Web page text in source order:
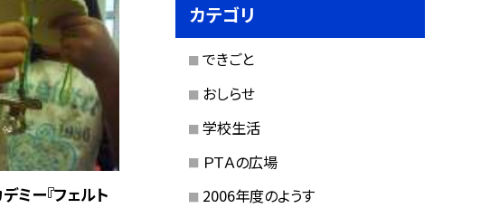
ミー『フェルト
カテゴリ
できごと
おしらせ
学校生活
ＰＴＡの広場
2006年度のようす